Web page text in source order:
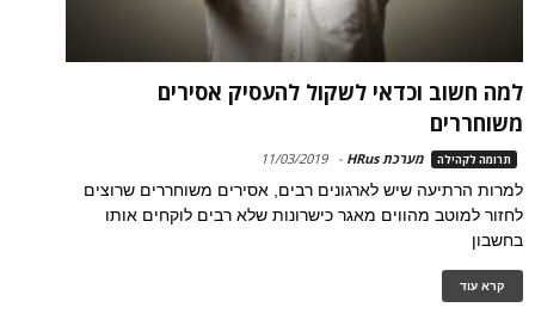
למה חשוב וכדאי לשקול להעסיק אסירים
משוחררים
תרומה לקהילה מערכת HRus -
11/03/2019
למרות הרתיעה שיש לארגונים רבים, אסירים משוחררים שרוצים
לחזור למוטב מהווים מאגר כישרונות שלא רבים לוקחים אותו
בחשבון
קרא עוד